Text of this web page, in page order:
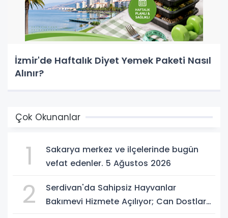
İzmir'de Haftalık Diyet Yemek Paketi Nasıl
Alınır?
Çok Okunanlar
1
Sakarya merkez ve ilçelerinde bugün
vefat edenler. 5 Ağustos 2026
2
Serdivan'da Sahipsiz Hayvanlar
Bakımevi Hizmete Açılıyor; Can Dostlara